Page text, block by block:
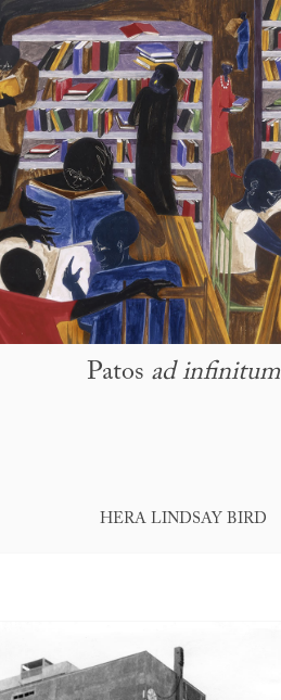
Patos ad infinitum
HERA LINDSAY BIRD